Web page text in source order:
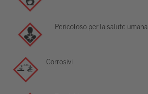
Pericoloso per la salute umana
Corrosivi